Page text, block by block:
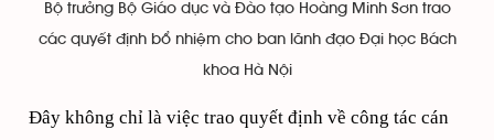
Bộ trưởng Bộ Giáo dục và Đào tạo Hoàng Minh Sơn trao
các quyết định bổ nhiệm cho ban lãnh đạo Đại học Bách
khoa Hà Nội
Đây không chỉ là việc trao quyết định về công tác cán